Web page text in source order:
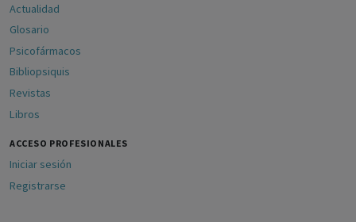
Actualidad
Glosario
Psicofármacos
Bibliopsiquis
Revistas
Libros
ACCESO PROFESIONALES
Iniciar sesión
Registrarse